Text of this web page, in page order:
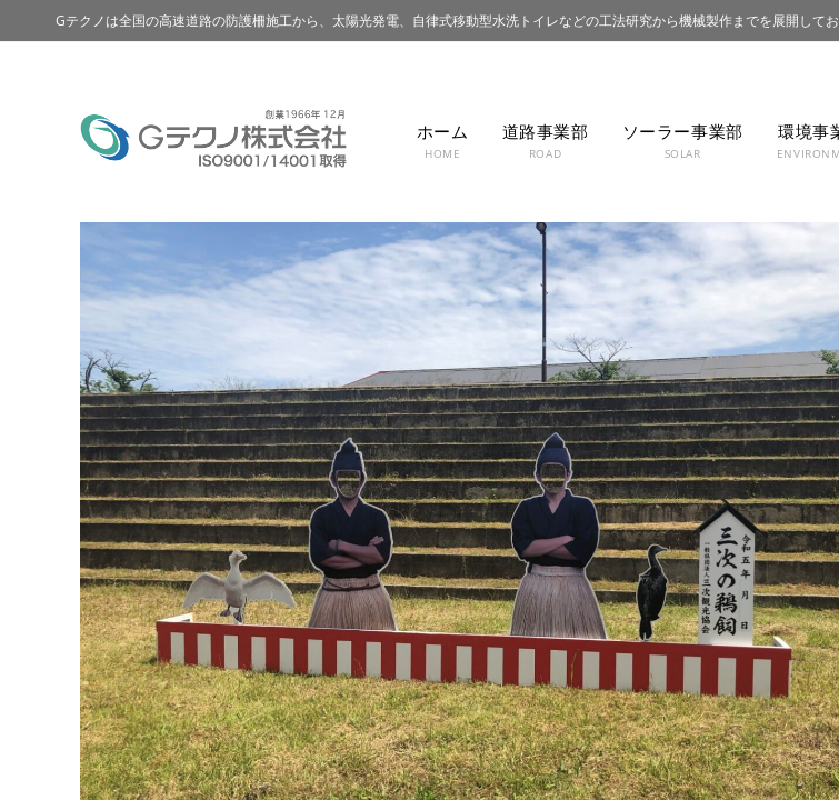
Gテクノは全国の高速道路の防護柵施工から、太陽光発電、自律式移動型水洗トイレなどの工法研究から機械製作までを展開して
ホーム
HOME
道路事業部
ROAD
ソーラー事業部
SOLAR
環境事